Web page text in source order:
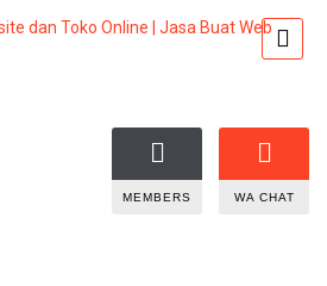
MEMBERS WA CHAT